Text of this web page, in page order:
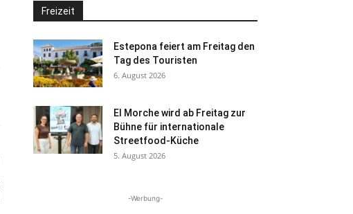
Freizeit
Estepona feiert am Freitag den
Tag des Touristen
6. August 2026
El Morche wird ab Freitag zur
Bühne für internationale
Streetfood-Küche
5. August 2026
-Werbung-